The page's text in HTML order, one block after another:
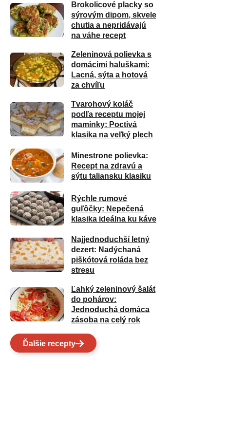
Brokolicové placky so
sýrovým dipom, skvele
chutia a nepridávajú
na váhe recept
Zeleninová polievka s
domácimi haluškami:
Lacná, sýta a hotová
za chvíľu
Tvarohový koláč
podľa receptu mojej
maminky: Poctivá
klasika na veľký plech
Minestrone polievka:
Recept na zdravú a
sýtu taliansku klasiku
Rýchle rumové
guľôčky: Nepečená
klasika ideálna ku káve
Najjednoduchší letný
dezert: Nadýchaná
piškótová roláda bez
stresu
Ľahký zeleninový šalát
do pohárov:
Jednoduchá domáca
zásoba na celý rok
Ďalšie recepty